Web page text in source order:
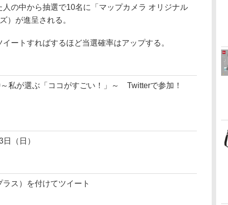
の中から抽選で10名に「マップカメラ オリジナル
）が進呈される。
ートすればするほど当選確率はアップする。
私が選ぶ「ココがすごい！」～ Twitterで参加！
（日）
ス）を付けてツイート